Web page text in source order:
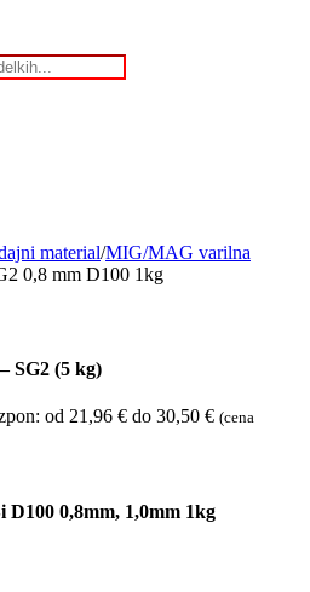
material/MIG/MAG varilna
0,8 mm D100 1kg
SG2 (5 kg)
od 21,96 € do 30,50 € (cena
0,8mm, 1,0mm 1kg